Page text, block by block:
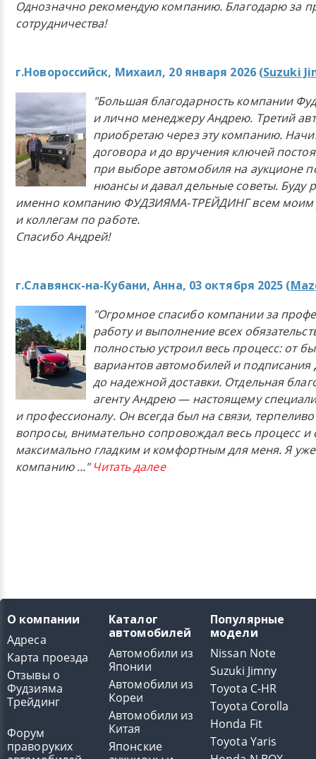
Однозначно рекомендую компанию. Благодарю за
сотрудничества!
г.Новороссийск, Михаил, 20 января 2026 (Suzuki
"Большая благодарность компании
и лично менеджеру Андрею. Третий
приобретаю через эту компанию.
договора и до вручения ключей
при выборе автомобиля на аукционе
нюансы и давал дельные советы. Буду
именно компанию ФУДЗИЯМА-ТРЕЙДИНГ всем моим
и коллегам по работе.
Спасибо Андрей!
г.Славянск-на-Кубани, Анна, 03 октября 2025 (
"Огромное спасибо компании за
работу и выполнение всех
полностью устроил весь процесс: от
вариантов автомобилей и подписания
до надежной доставки. Отдельная
агенту Андрею — настоящему
и профессионалу. Он всегда был на связи,
вопросы, внимательно сопровождал весь процесс и
максимально гладким и комфортным для меня. Я
компанию..." Читать далее
О компании
Адреса
Карта проезда
Отзывы о
Фудзияма
Трейдинг
Форум
праворуких
Каталог
автомобилей
Автомобили из
Японии
Автомобили из
Кореи
Автомобили из
Китая
Японские
Популярные
модели
Nissan Note
Suzuki Jimny
Toyota C-HR
Toyota Corolla
Honda Fit
Toyota Yaris